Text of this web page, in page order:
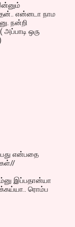
என்னடா நாம
நன்றி
ஒரு
என்பதை
இப்பதான்யா
ரொம்ப